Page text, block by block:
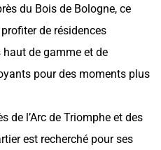
du Bois de Bologne, ce
de résidences
de gamme et de
pour des moments plus
de l’Arc de Triomphe et des
est recherché pour ses